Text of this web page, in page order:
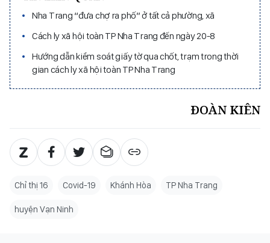
Nha Trang “đưa chợ ra phố” ở tất cả phường, xã
Cách ly xã hội toàn TP Nha Trang đến ngày 20-8
Hướng dẫn kiểm soát giấy tờ qua chốt, trạm trong thời
gian cách ly xã hội toàn TP Nha Trang
ĐOÀN KIÊN
Chỉ thị 16 Covid-19 Khánh Hòa TP Nha Trang
huyện Vạn Ninh